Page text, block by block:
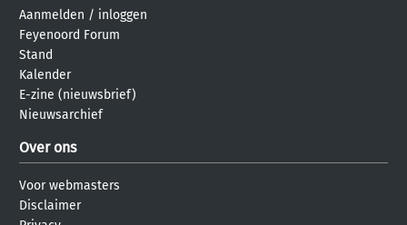
Aanmelden / inloggen
Feyenoord Forum
Stand
Kalender
E-zine (nieuwsbrief)
Nieuwsarchief
Over ons
Voor webmasters
Disclaimer